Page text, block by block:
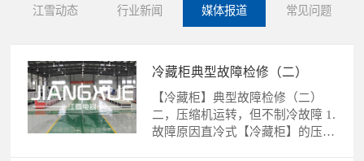
江雪动态 行业新闻 媒体报道 常见问题
冷藏柜典型故障检修（二）
【冷藏柜】典型故障检修（二）
二，压缩机运转，但不制冷故障 1.
故障原因直冷式【冷藏柜】的压缩